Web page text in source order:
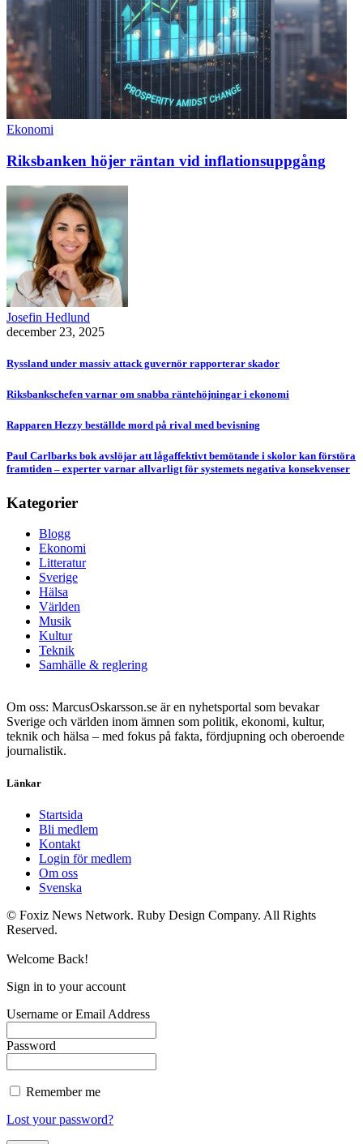
Ekonomi
Riksbanken höjer räntan vid inflationsuppgång
Josefin Hedlund
december 23, 2025
Ryssland under massiv attack guvernör rapporterar skador
Riksbankschefen varnar om snabba räntehöjningar i ekonomi
Rapparen Hezzy beställde mord på rival med bevisning
Paul Carlbarks bok avslöjar att lågaffektivt bemötande i skolor kan förstöra
framtiden – experter varnar allvarligt för systemets negativa konsekvenser
Kategorier
Blogg
Ekonomi
Litteratur
Sverige
Hälsa
Världen
Musik
Kultur
Teknik
Samhälle & reglering
Om oss: MarcusOskarsson.se är en nyhetsportal som bevakar
Sverige och världen inom ämnen som politik, ekonomi, kultur,
teknik och hälsa – med fokus på fakta, fördjupning och oberoende
journalistik.
Länkar
Startsida
Bli medlem
Kontakt
Login för medlem
Om oss
Svenska
© Foxiz News Network. Ruby Design Company. All Rights
Reserved.
Welcome Back!
Sign in to your account
Username or Email Address
Password
Remember me
Lost your password?